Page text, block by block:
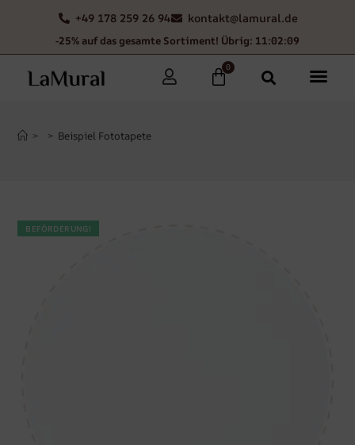
+49 178 259 26 94 kontakt@lamural.de
-25% auf das gesamte Sortiment! Übrig: 11:02:09
0
> > Beispiel Fototapete
BEFÖRDERUNG!